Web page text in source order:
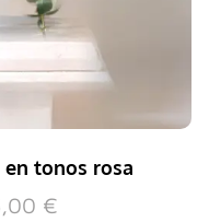
en tonos rosa
€